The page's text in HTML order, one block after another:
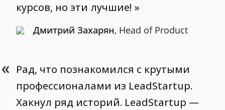
курсов, но эти лучшие!
Дмитрий Захарян, Head of Product
« Рад, что познакомился с крутыми
профессионалами из LeadStartup.
Хакнул ряд историй. LeadStartup —